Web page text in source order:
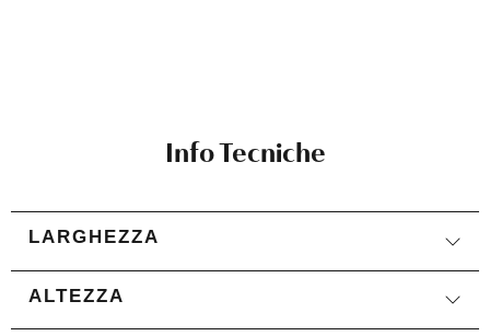
Info Tecniche
LARGHEZZA
ALTEZZA